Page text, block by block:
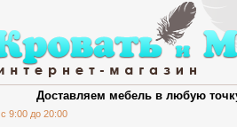
c 9:00 до 20:00
Доставляем мебель в любую